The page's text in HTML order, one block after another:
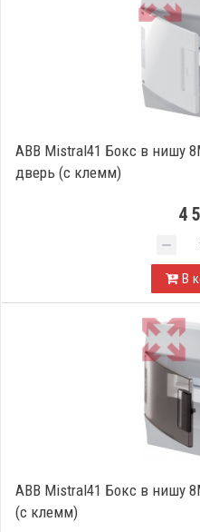
ABB Mistral41 Бокс в нишу
дверь (c клемм)
4
В
ABB Mistral41 Бокс в нишу
(c клемм)